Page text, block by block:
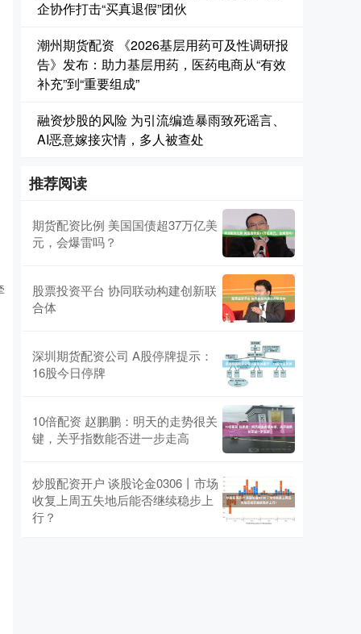
企协作打击“买真退假”团伙
潮州期货配资 《2026基层用药可及性调研报
告》发布：助力基层用药，医药电商从“有效
补充”到“重要组成”
融资炒股的风险 为引流编造暴雨致死谣言、
AI恶意嫁接灾情，多人被查处
推荐阅读
期货配资比例 美国国债超37万亿美
元，会爆雷吗？
股票投资平台 协同联动构建创新联
合体
深圳期货配资公司 A股停牌提示：
16股今日停牌
10倍配资 赵鹏鹏：明天的走势很关
键，关乎指数能否进一步走高
炒股配资开户 谈股论金0306丨市场
收复上周五失地后能否继续稳步上
行？